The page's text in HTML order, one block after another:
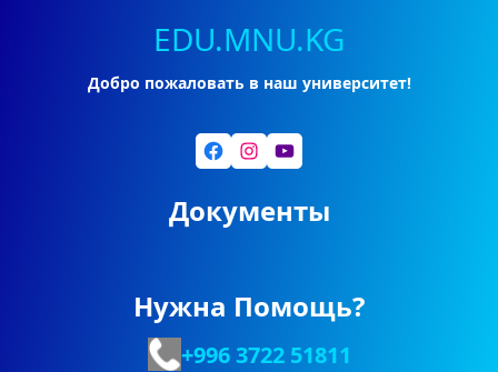
EDU.MNU.KG
Добро пожаловать в наш университет!
Facebook Instagram YouTube
Документы
Нужна Помощь?
+996 372251811